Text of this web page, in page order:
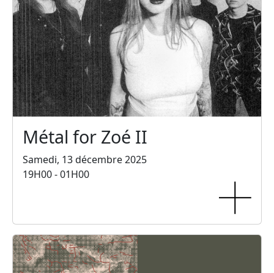
Métal for Zoé II
Samedi, 13 décembre 2025
19H00 - 01H00